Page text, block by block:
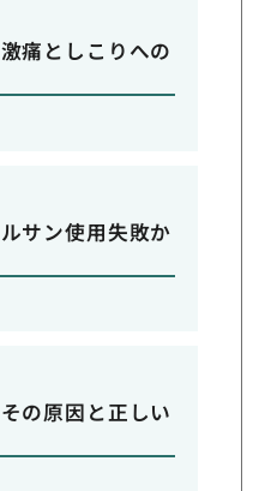
痛としこりへの
サン使用失敗か
の原因と正しい